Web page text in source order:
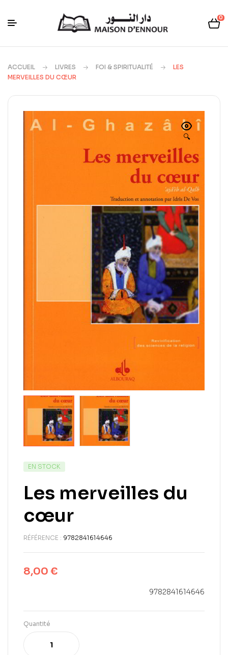
0
ACCUEIL LIVRES FOI & SPIRITUALITÉ
LES
MERVEILLES DU CŒUR
🔍
EN STOCK
Les merveilles du
cœur
RÉFÉRENCE : 9782841614646
8,00 €
9782841614646
Quantité